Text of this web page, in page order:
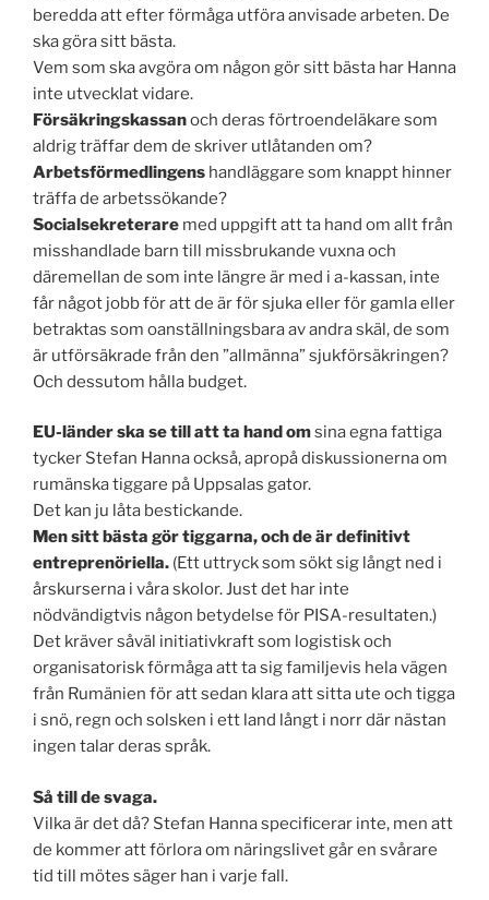
beredda att efter förmåga utföra anvisade arbeten. De
ska göra sitt bästa.
Vem som ska avgöra om någon gör sitt bästa har Hanna
inte utvecklat vidare.
Försäkringskassanoch deras förtroendeläkare som
aldrig träffar dem de skriver utlåtanden om?
Arbetsförmedlingens handläggare som knappt hinner
träffa de arbetssökande?
Socialsekreterare med uppgift att ta hand om allt från
misshandlade barn till missbrukande vuxna och
däremellan de som inte längre är med i a-kassan, inte
får något jobb för att de är för sjuka eller för gamla eller
betraktas som oanställningsbara av andra skäl, de som
är utförsäkrade från den ”allmänna” sjukförsäkringen?
Och dessutom hålla budget.
EU-länder ska se till att ta hand omsina egna fattiga
tycker Stefan Hanna också, apropå diskussionerna om
rumänska tiggare på Uppsalas gator.
Det kan ju låta bestickande.
Men sitt bästa gör tiggarna, och de är definitivt
entreprenöriella. (Ett uttryck som sökt sig långt ned i
årskurserna i våra skolor. Just det har inte
nödvändigtvis någon betydelse för PISA-resultaten.)
Det kräver såväl initiativkraft som logistisk och
organisatorisk förmåga att ta sig familjevis hela vägen
från Rumänien för att sedan klara att sitta ute och tigga
i snö, regn och solsken i ett land långt i norr där nästan
ingen talar deras språk.
Så till de svaga.
Vilka är det då? Stefan Hanna specificerar inte, men att
de kommer att förlora om näringslivet går en svårare
tid till mötes säger han i varje fall.